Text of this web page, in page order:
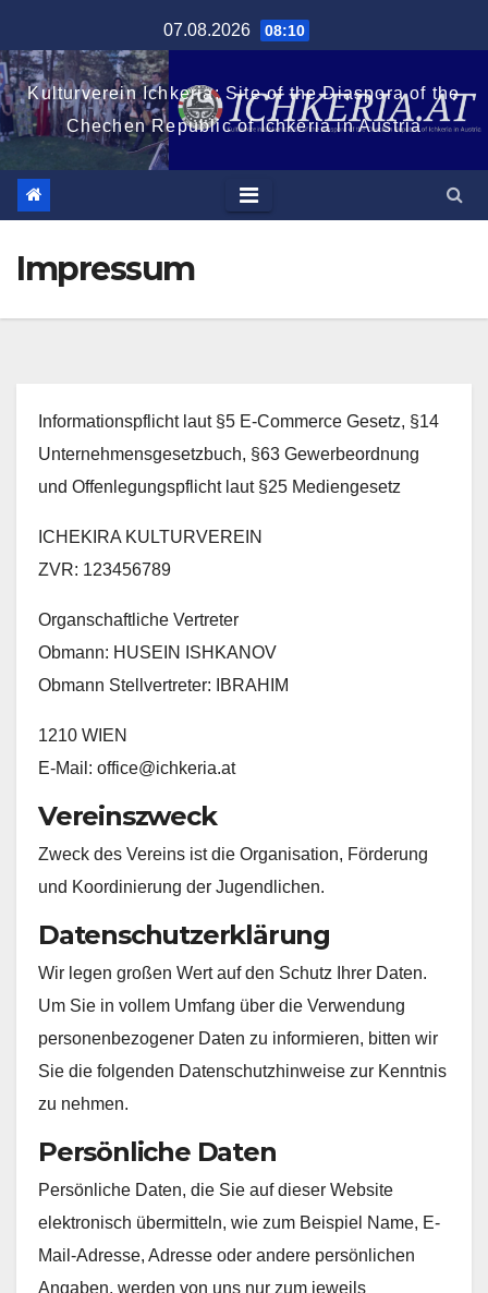
Inhalt
springen
07.08.2026 08:10
Kulturverein Ichkeria: Site of the Diaspora of the
Chechen Republic of Ichkeria in Austria
Impressum
Informationspflicht laut §5 E-Commerce Gesetz, §14
Unternehmensgesetzbuch, §63 Gewerbeordnung
und Offenlegungspflicht laut §25 Mediengesetz
ICHEKIRA KULTURVEREIN
ZVR: 123456789
Organschaftliche Vertreter
Obmann: HUSEIN ISHKANOV
Obmann Stellvertreter: IBRAHIM
1210 WIEN
E-Mail: office@ichkeria.at
Vereinszweck
Zweck des Vereins ist die Organisation, Förderung
und Koordinierung der Jugendlichen.
Datenschutzerklärung
Wir legen großen Wert auf den Schutz Ihrer Daten.
Um Sie in vollem Umfang über die Verwendung
personenbezogener Daten zu informieren, bitten wir
Sie die folgenden Datenschutzhinweise zur Kenntnis
zu nehmen.
Persönliche Daten
Persönliche Daten, die Sie auf dieser Website
elektronisch übermitteln, wie zum Beispiel Name, E-
Mail-Adresse, Adresse oder andere persönlichen
Angaben, werden von uns nur zum jeweils